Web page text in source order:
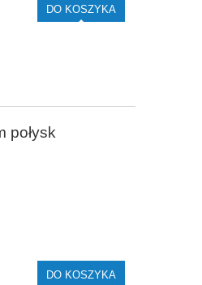
DO KOSZYKA
połysk
DO KOSZYKA